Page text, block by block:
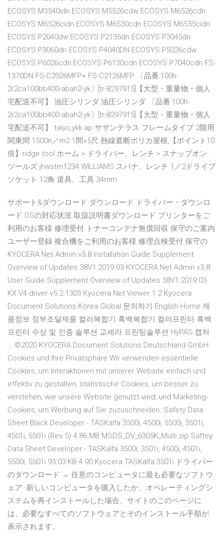
ECOSYS M3540idn ECOSYS M5526cdw ECOSYS M6526cdn
ECOSYS M6526cidn ECOSYS M6530cdn ECOSYS M6535cidn
ECOSYS P2040dw ECOSYS P2135dn ECOSYS P3045dn
ECOSYS P3060dn ECOSYS P4040DN ECOSYS P5026cdw
ECOSYS P6026cdn ECOSYS P6130cdn ECOSYS P7040cdn FS-
1370DN FS-C2026MFP+ FS-C2126MFP 〔品番:100h-
2r2ca100bb400-abah2-yk〕[tr-8297915]【大型・重量物・個人
宅配送不可】 油圧シリンダ 油圧シリンダ 〔品番:100h-
2r2ca100bb400-abah2-yk〕[tr-8297915]【大型・重量物・個人
宅配送不可】 taiyo,ykk ap サザンテラス フレームタイプ 2階用
関東間 1500n／m2 1間×5尺 熱線遮断ポリカ屋根,【ポイント10
倍】ridge tool ホーム > ドライバー、レンチ > スナップオン·
ツールズ jhwstm1234 WILLIAMS スパナ、レンチ 1／2ドライブ
ソケット 12角 道具、工具 34mm
サポート&ダウンロード ダウンロード ドライバー・ダウンロ
ード OSの対応状況 取扱説明書ダウンロード プリンターをご
利用のお客様 修理受付 トナーコンテナ無償回収 保守のご案内
ユーザー登録 複合機をご利用のお客様 修理点検受付 保守の
KYOCERA Net Admin v3.8 Installation Guide Supplement
Overview of Updates 38V1.2019.03 KYOCERA Net Admin v3.8
User Guide Supplement Overview of Updates 38V1.2019.03
KX V4 driver v5.2.1303 Kyocera Net Viewer 1 2 Kyocera
Document Solutions Korea Global 문의하기 English Home 제
품정보 정부조달제품 컬러복합기 흑백복합기 컬러프린터 흑백
프린터 수상 및 인증 솔루션 교세라 프린팅솔루션 HyPAS 캡처
… ©2020 KYOCERA Document Solutions Deutschland GmbH
Cookies und Ihre Privatsphäre Wir verwenden essentielle
Cookies, um Interaktionen mit unserer Website einfach und
effektiv zu gestalten, statistische Cookies, um besser zu
verstehen, wie unsere Website genutzt wird, und Marketing-
Cookies, um Werbung auf Sie zuzuschneiden. Safety Data
Sheet Black Developer - TASKalfa 3500i, 4500i, 5500i, 3501i,
4501i, 5501i (Rev 5) 4.86 MB MSDS_DV_6305K_Multi.zip Saftey
Data Sheet Developer - TASKalfa 3500i, 3501i, 4500i, 4501i,
5500i, 5501i 93.03 KB 4.90 Kyocera TASKalfa 3501i ドライバー
のダウンロード → 任意のコンピュータに最も必要なソフトウ
ェア -新しいコンピュータを購入したか、オペレーティングシ
ステムを再インストールした場合、サイトのこのページに
は、必要なすべてのソフトウェアとそのインストール手順が
表示されます。